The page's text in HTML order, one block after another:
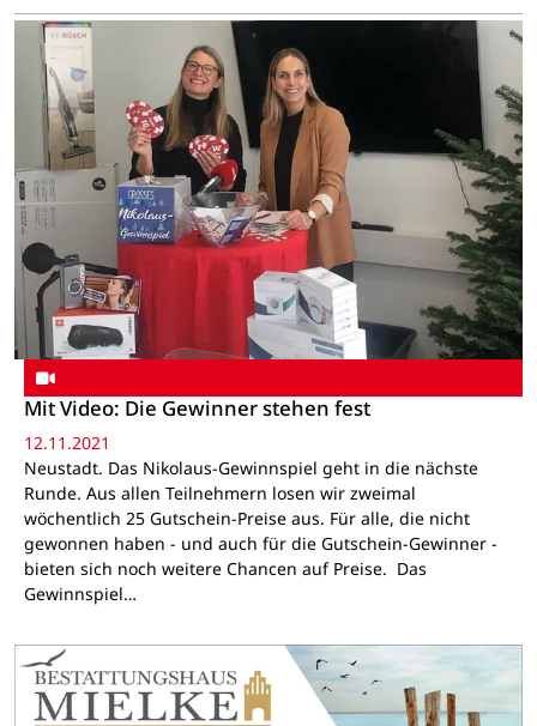
Mit Video: Die Gewinner stehen fest
12.11.2021
Neustadt. Das Nikolaus-Gewinnspiel geht in die nächste
Runde. Aus allen Teilnehmern losen wir zweimal
wöchentlich 25 Gutschein-Preise aus. Für alle, die nicht
gewonnen haben - und auch für die Gutschein-Gewinner -
bieten sich noch weitere Chancen auf Preise. Das
Gewinnspiel…